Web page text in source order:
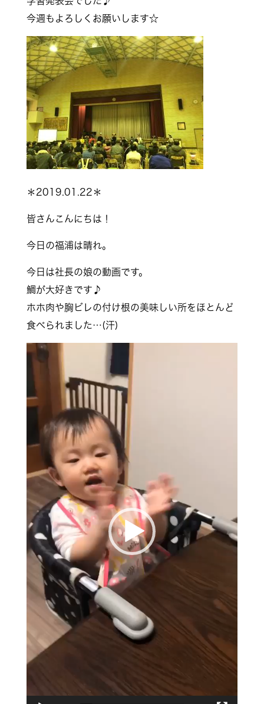
今週もよろしくお願いします☆
＊2019.01.22＊
皆さんこんにちは！
今日の福浦は晴れ。
今日は社長の娘の動画です。
鯛が大好きです♪
ホホ肉や胸ビレの付け根の美味しい所をほとんど
食べられました…(汗)
動
レ